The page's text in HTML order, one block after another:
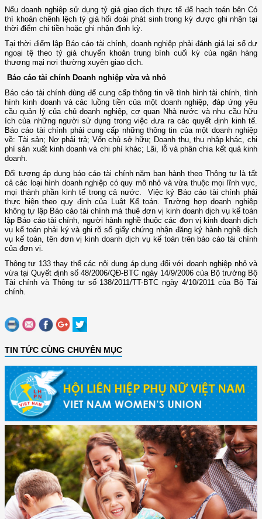
Nếu doanh nghiệp sử dụng tỷ giá giao dịch thực tế để hạch toán bên Có
thì khoản chênh lệch tỷ giá hối đoái phát sinh trong kỳ được ghi nhận tại
thời điểm chi tiền hoặc ghi nhận định kỳ.
Tại thời điểm lập Báo cáo tài chính, doanh nghiệp phải đánh giá lại số dư
ngoại tệ theo tỷ giá chuyển khoản trung bình cuối kỳ của ngân hàng
thương mại nơi thường xuyên giao dịch.
Báo cáo tài chính Doanh nghiệp vừa và nhỏ
Báo cáo tài chính dùng để cung cấp thông tin về tình hình tài chính, tình
hình kinh doanh và các luồng tiền của một doanh nghiệp, đáp ứng yêu
cầu quản lý của chủ doanh nghiệp, cơ quan Nhà nước và nhu cầu hữu
ích của những người sử dụng trong việc đưa ra các quyết định kinh tế.
Báo cáo tài chính phải cung cấp những thông tin của một doanh nghiệp
về: Tài sản; Nợ phải trả; Vốn chủ sở hữu; Doanh thu, thu nhập khác, chi
phí sản xuất kinh doanh và chi phí khác; Lãi, lỗ và phân chia kết quả kinh
doanh.
Đối tượng áp dụng báo cáo tài chính năm ban hành theo Thông tư là tất
cả các loại hình doanh nghiệp có quy mô nhỏ và vừa thuộc mọi lĩnh vực,
mọi thành phần kinh tế trong cả nước. Việc ký Báo cáo tài chính phải
thực hiện theo quy định của Luật Kế toán. Trường hợp doanh nghiệp
không tự lập Báo cáo tài chính mà thuê đơn vị kinh doanh dịch vụ kế toán
lập Báo cáo tài chính, người hành nghề thuộc các đơn vị kinh doanh dịch
vụ kế toán phải ký và ghi rõ số giấy chứng nhận đăng ký hành nghề dịch
vụ kế toán, tên đơn vị kinh doanh dịch vụ kế toán trên báo cáo tài chính
của đơn vị.
Thông tư 133 thay thế các nội dung áp dụng đối với doanh nghiệp nhỏ và
vừa tại Quyết định số 48/2006/QĐ-BTC ngày 14/9/2006 của Bộ trưởng Bộ
Tài chính và Thông tư số 138/2011/TT-BTC ngày 4/10/2011 của Bộ Tài
chính.
TIN TỨC CÙNG CHUYÊN MỤC